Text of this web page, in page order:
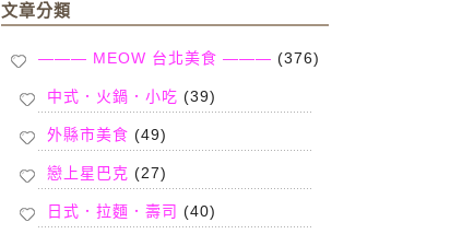
文章分類
——— MEOW 台北美食 ——— (376)
中式．火鍋．小吃 (39)
外縣市美食 (49)
戀上星巴克 (27)
日式．拉麵．壽司 (40)